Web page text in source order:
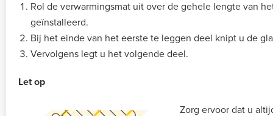
Rol de verwarmingsmat uit over de gehele lengte van
geïnstalleerd.
Bij het einde van het eerste te leggen deel knipt u de
Vervolgens legt u het volgende deel.
Let op
Zorg ervoor dat u